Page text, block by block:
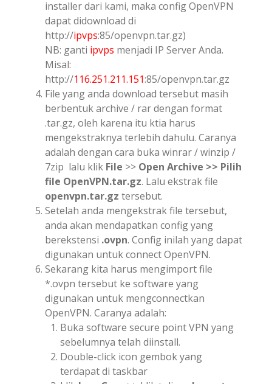
installer dari kami, maka config OpenVPN
dapat didownload di
http://ipvps:85/openvpn.tar.gz)
NB: ganti ipvps menjadi IP Server Anda.
Misal:
http://116.251.211.151:85/openvpn.tar.gz
File yang anda download tersebut masih
berbentuk archive / rar dengan format
.tar.gz, oleh karena itu ktia harus
mengekstraknya terlebih dahulu. Caranya
adalah dengan cara buka winrar / winzip /
7zip lalu klik File >> Open Archive >> Pilih
file OpenVPN.tar.gz. Lalu ekstrak file
openvpn.tar.gz tersebut.
Setelah anda mengekstrak file tersebut,
anda akan mendapatkan config yang
berekstensi .ovpn. Config inilah yang dapat
digunakan untuk connect OpenVPN.
Sekarang kita harus mengimport file
*.ovpn tersebut ke software yang
digunakan untuk mengconnectkan
OpenVPN. Caranya adalah:
Buka software secure point VPN yang
sebelumnya telah diinstall.
Double-click icon gembok yang
terdapat di taskbar